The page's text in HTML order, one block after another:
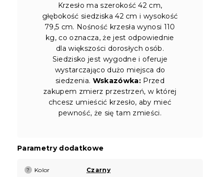
Krzesło ma szerokość 42 cm,
głębokość siedziska 42 cm i wysokość
79,5 cm. Nośność krzesła wynosi 110
kg, co oznacza, że jest odpowiednie
dla większości dorosłych osób.
Siedzisko jest wygodne i oferuje
wystarczająco dużo miejsca do
siedzenia. Wskazówka: Przed
zakupem zmierz przestrzeń, w której
chcesz umieścić krzesło, aby mieć
pewność, że się tam zmieści.
Parametry dodatkowe
? Kolor Czarny